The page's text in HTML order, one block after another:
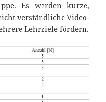
Es werden kurze,
verständliche Video-
Lehrziele fördern.